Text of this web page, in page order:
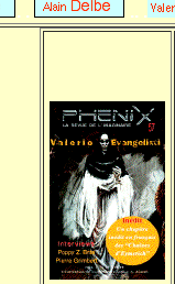
. . .. .